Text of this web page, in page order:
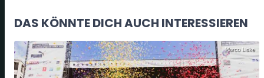
DAS KÖNNTE DICH AUCH INTERESSIEREN
Marco Liske